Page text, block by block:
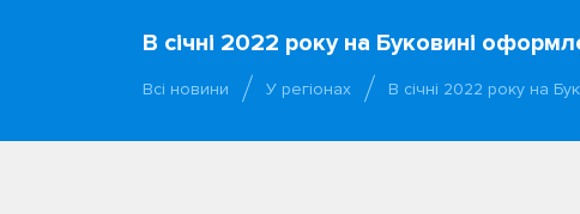
В січні 2022 року на Буковині
Всі новини У регіонах В січні 2022 року на